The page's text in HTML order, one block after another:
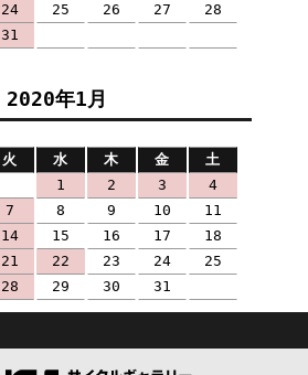
24 25 26 27
28
31
2020年1月
火 水 木 金
土
1
2 3
4
7 8 9 10
11
14 15 16 17
18
21 22 23 24
25
28 29 30 31